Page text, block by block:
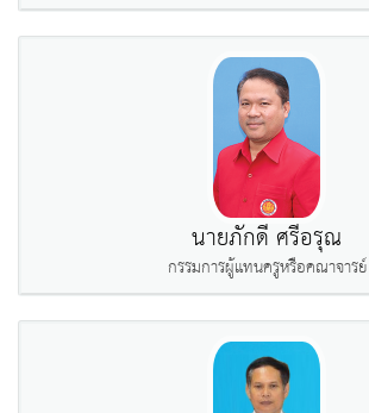
นายภักดี ศรีอรุณ
กรรมการผู้แทนครูหรือคณาจารย์